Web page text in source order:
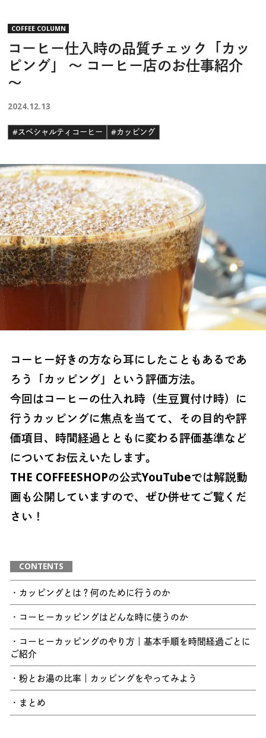
COFFEE COLUMN
コーヒー仕入時の品質チェック「カッ
ピング」 ～ コーヒー店のお仕事紹介
～
2024.12.13
#スペシャルティコーヒー #カッピング
コーヒー好きの方なら耳にしたこともあるであ
ろう「カッピング」という評価方法。
今回はコーヒーの仕入れ時（生豆買付け時）に
行うカッピングに焦点を当てて、その目的や評
価項目、時間経過とともに変わる評価基準など
についてお伝えいたします。
THE COFFEESHOPの公式YouTubeでは解説動
画も公開していますので、ぜひ併せてご覧くだ
さい！
CONTENTS
・カッピングとは？何のために行うのか
・コーヒーカッピングはどんな時に使うのか
・コーヒーカッピングのやり方｜基本手順を時間経過ごとに
ご紹介
・粉とお湯の比率｜カッピングをやってみよう
・まとめ